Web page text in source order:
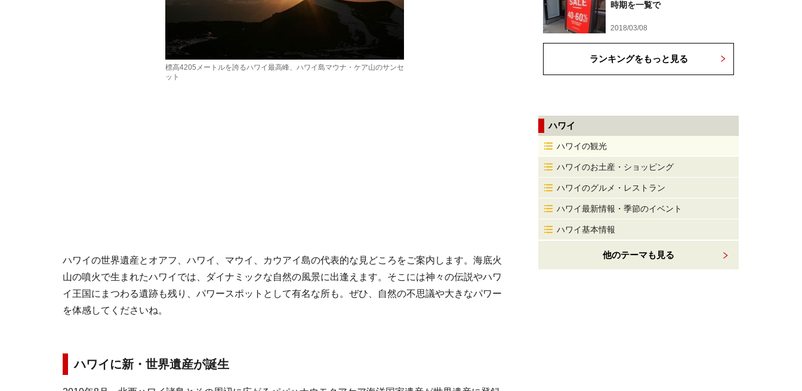
標高4205メートルを誇るハワイ最高峰、ハワイ島マウナ・ケア山のサンセ
ット
ハワイの世界遺産とオアフ、ハワイ、マウイ、カウアイ島の代表的な見どころをご案内します。海底火
山の噴火で生まれたハワイでは、ダイナミックな自然の風景に出逢えます。そこには神々の伝説やハワ
イ王国にまつわる遺跡も残り、パワースポットとして有名な所も。ぜひ、自然の不思議や大きなパワー
を体感してくださいね。
ハワイに新・世界遺産が誕生
時期を一覧で
2018/03/08
ランキングをもっと見る
ハワイ
ハワイの観光
ハワイのお土産・ショッピング
ハワイのグルメ・レストラン
ハワイ最新情報・季節のイベント
ハワイ基本情報
他のテーマも見る